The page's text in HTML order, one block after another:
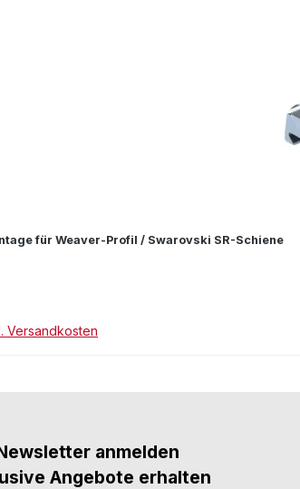
für Weaver-Profil / Swarovski SR-Schiene
Versandkosten
anmelden
Angebote erhalten